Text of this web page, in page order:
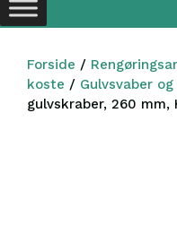
Forside /
koste / Gulvsvaber
gulvskraber, 260 mm,